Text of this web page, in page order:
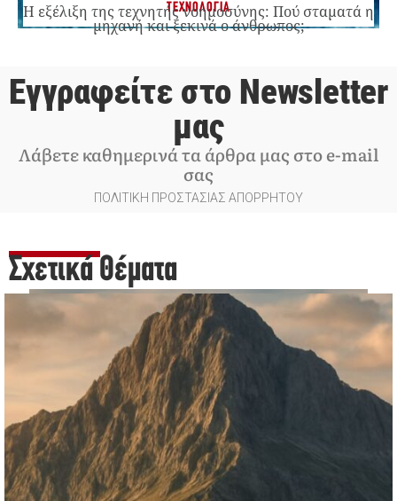
ΤΕΧΝΟΛΟΓΙΑ
Η εξέλιξη της τεχνητής νοημοσύνης: Πού σταματά η
μηχανή και ξεκινά ο άνθρωπος;
Εγγραφείτε στο Newsletter
μας
Λάβετε καθημερινά τα άρθρα μας στο e-mail
σας
ΠΟΛΙΤΙΚΗ ΠΡΟΣΤΑΣΙΑΣ ΑΠΟΡΡΗΤΟΥ
Σχετικά Θέματα